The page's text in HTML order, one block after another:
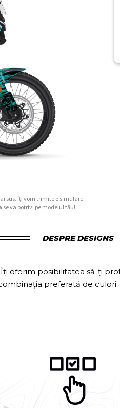
sus. Îți vom trimite o simulare
se va potrivi pe modelul tău!
DESPRE DESIGNS
oferim posibilitatea să-ți
preferată de culori.